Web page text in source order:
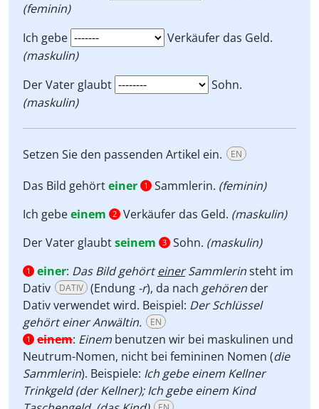
(feminin)
Ich gebe
Verkäufer das Geld.
(maskulin)
Der Vater glaubt
Sohn.
(maskulin)
Setzen Sie den passenden Artikel ein. EN
Das Bild gehörteiner 1 Sammlerin. (feminin)
Ich gebeeinem 2 Verkäufer das Geld. (maskulin)
Der Vater glaubtseinem 3 Sohn. (maskulin)
1 einer: Das Bild gehörteinerSammlerinsteht im
Dativ
DATIV (Endung -r), da nach gehören der
Dativ verwendet wird. Beispiel: Der Schlüssel
gehört einer Anwältin.
EN
1 einem: Einem benutzen wir bei maskulinen und
Neutrum-Nomen, nicht bei femininen Nomen (die
Sammlerin). Beispiele: Ich gebe einem Kellner
Trinkgeld (der Kellner); Ich gebe einem Kind